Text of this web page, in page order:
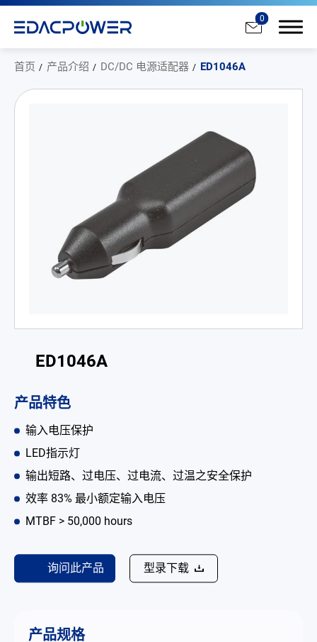
0
首页 产品介绍 DC/DC 电源适配器 ED1046A
ED1046A
产品特色
输入电压保护
LED指示灯
输出短路、过电压、过电流、过温之安全保护
效率 83% 最小额定输入电压
MTBF > 50,000 hours
询问此产品 型录下载
产品规格
AC/DC 电源适配器
AC/DC 医疗电源供应器
PD 充电器
电池适配充电器
开放式电源
内置机壳型电源适配器
LED 电源
CRPS 电源
为何选择翌胜
最新消息
公司简介